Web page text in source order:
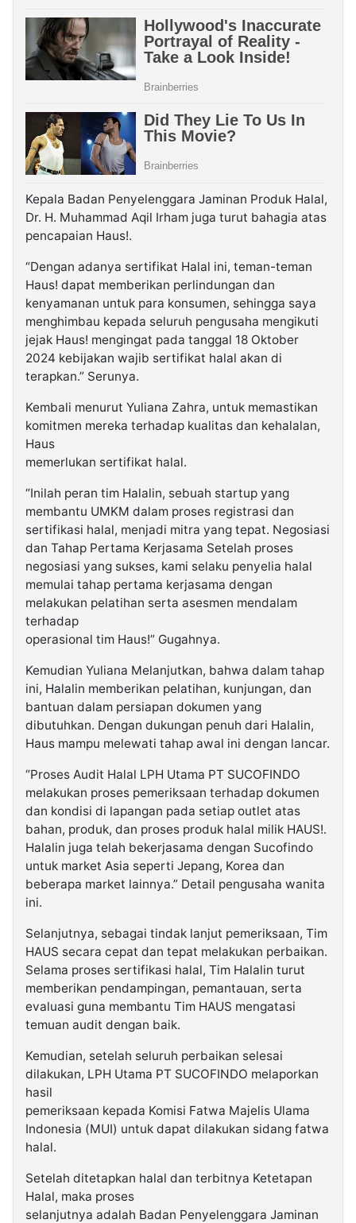
Kepala Badan Penyelenggara Jaminan Produk Halal,
Dr. H. Muhammad Aqil Irham juga turut bahagia atas
pencapaian Haus!.
“Dengan adanya sertifikat Halal ini, teman-teman
Haus! dapat memberikan perlindungan dan
kenyamanan untuk para konsumen, sehingga saya
menghimbau kepada seluruh pengusaha mengikuti
jejak Haus! mengingat pada tanggal 18 Oktober
2024 kebijakan wajib sertifikat halal akan di
terapkan.” Serunya.
Kembali menurut Yuliana Zahra, untuk memastikan
komitmen mereka terhadap kualitas dan kehalalan,
Haus
memerlukan sertifikat halal.
“Inilah peran tim Halalin, sebuah startup yang
membantu UMKM dalam proses registrasi dan
sertifikasi halal, menjadi mitra yang tepat. Negosiasi
dan Tahap Pertama Kerjasama Setelah proses
negosiasi yang sukses, kami selaku penyelia halal
memulai tahap pertama kerjasama dengan
melakukan pelatihan serta asesmen mendalam
terhadap
operasional tim Haus!” Gugahnya.
Kemudian Yuliana Melanjutkan, bahwa dalam tahap
ini, Halalin memberikan pelatihan, kunjungan, dan
bantuan dalam persiapan dokumen yang
dibutuhkan. Dengan dukungan penuh dari Halalin,
Haus mampu melewati tahap awal ini dengan lancar.
“Proses Audit Halal LPH Utama PT SUCOFINDO
melakukan proses pemeriksaan terhadap dokumen
dan kondisi di lapangan pada setiap outlet atas
bahan, produk, dan proses produk halal milik HAUS!.
Halalin juga telah bekerjasama dengan Sucofindo
untuk market Asia seperti Jepang, Korea dan
beberapa market lainnya.” Detail pengusaha wanita
ini.
Selanjutnya, sebagai tindak lanjut pemeriksaan, Tim
HAUS secara cepat dan tepat melakukan perbaikan.
Selama proses sertifikasi halal, Tim Halalin turut
memberikan pendampingan, pemantauan, serta
evaluasi guna membantu Tim HAUS mengatasi
temuan audit dengan baik.
Kemudian, setelah seluruh perbaikan selesai
dilakukan, LPH Utama PT SUCOFINDO melaporkan
hasil
pemeriksaan kepada Komisi Fatwa Majelis Ulama
Indonesia (MUI) untuk dapat dilakukan sidang fatwa
halal.
Setelah ditetapkan halal dan terbitnya Ketetapan
Halal, maka proses
selanjutnya adalah Badan Penyelenggara Jaminan